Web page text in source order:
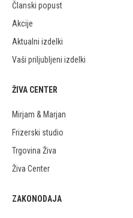
Članski popust
Akcije
Aktualni izdelki
Vaši priljubljeni izdelki
ŽIVA CENTER
Mirjam & Marjan
Frizerski studio
Trgovina Živa
Živa Center
ZAKONODAJA